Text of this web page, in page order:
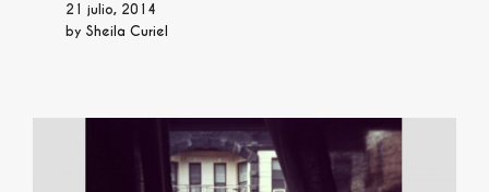
21 julio, 2014
by Sheila Curiel